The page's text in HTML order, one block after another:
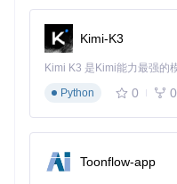
Kimi-K3
Python
0 0
Toonflow-app